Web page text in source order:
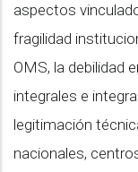
aspectos
fragilidad
OMS, la debilidad
integrales e
legitimación
nacionales,